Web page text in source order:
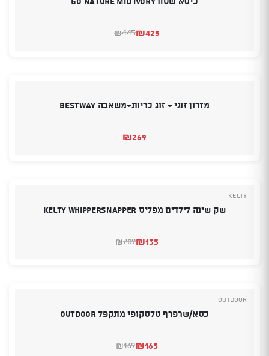
₪445
המחיר₪425
המחיר
מזרון זוגי + זוג כריות+משאבה Bestway
₪269
Kelty
שק שינה לילדים מפליס KELTY WHIPPERSNAPPER
₪289
המחיר₪135
המחיר
Outdoor
כסא/שרפרף טלסקופי מתקפל OUTDOOR
₪169
המחיר₪165
המחיר